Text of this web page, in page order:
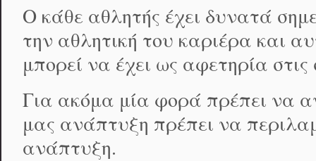
Ο κάθε αθλητής έχει δυνατά
την αθλητική του καριέρα και
μπορεί να έχει ως αφετηρία στις
Για ακόμα μία φορά πρέπει να
μας ανάπτυξη πρέπει να
ανάπτυξη.